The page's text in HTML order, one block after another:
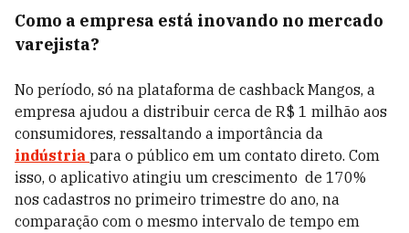
Como a empresa está inovando no mercado
varejista?
No período, só na plataforma de cashback Mangos, a
empresa ajudou a distribuir cerca de R$ 1 milhão aos
consumidores, ressaltando a importância da
indústria para o público em um contato direto. Com
isso, o aplicativo atingiu um crescimento de 170%
nos cadastros no primeiro trimestre do ano, na
comparação com o mesmo intervalo de tempo em